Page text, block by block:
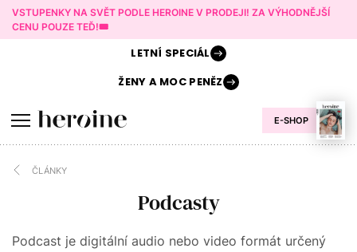
VSTUPENKY NA SVĚT PODLE HEROINE V PRODEJI! ZA VÝHODNĚJŠÍ
CENU POUZE TEĎ!🎟️
E-SHOP
LETNÍ SPECIÁL
ŽENY AMOC PENĚZ
ČLÁNKY
Podcasty
Podcast je digitální audio nebo video formát určený